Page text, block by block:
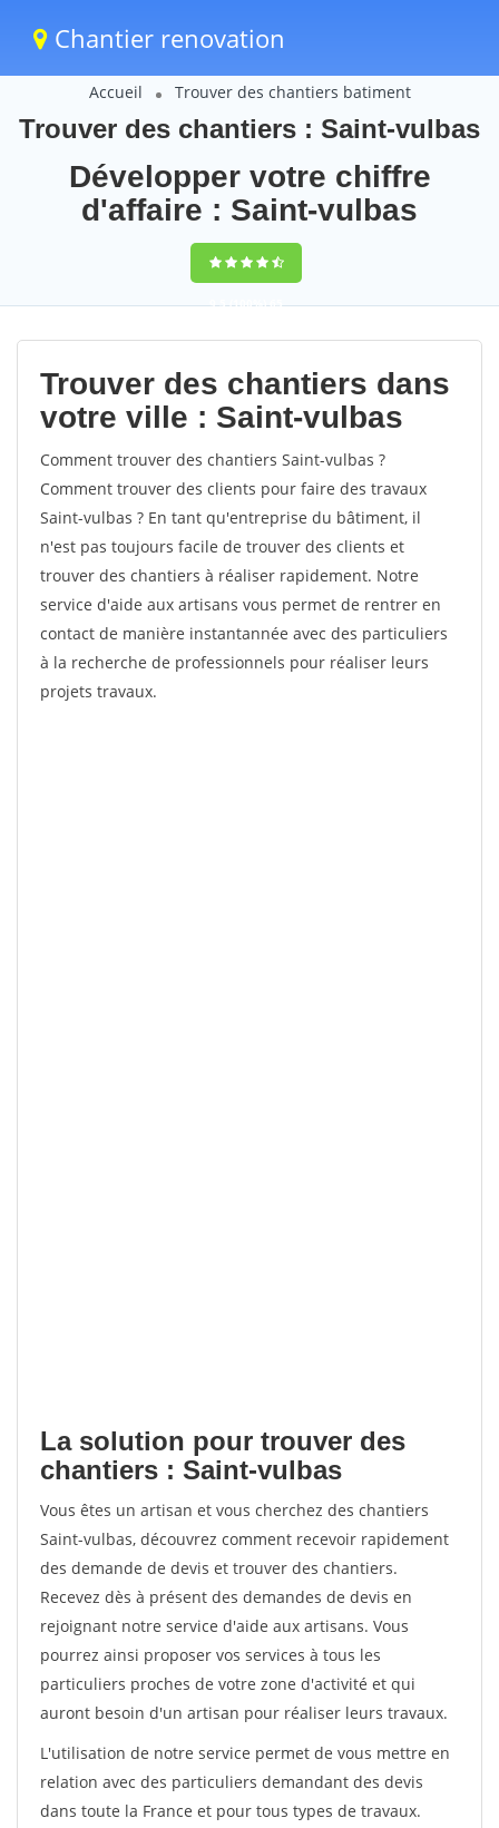
Chantier renovation
Accueil Trouver des chantiers batiment
Trouver des chantiers : Saint-vulbas
Développer votre chiffre
d'affaire : Saint-vulbas
9,5(100%)65
votes
Trouver des chantiers dans
votre ville : Saint-vulbas
Comment trouver des chantiers Saint-vulbas ?
Comment trouver des clients pour faire des travaux
Saint-vulbas ? En tant qu'entreprise du bâtiment, il
n'est pas toujours facile de trouver des clients et
trouver des chantiers à réaliser rapidement. Notre
service d'aide aux artisans vous permet de rentrer en
contact de manière instantannée avec des particuliers
à la recherche de professionnels pour réaliser leurs
projets travaux.
La solution pour trouver des
chantiers : Saint-vulbas
Vous êtes un artisan et vous cherchez des chantiers
Saint-vulbas, découvrez comment recevoir rapidement
des demande de devis et trouver des chantiers.
Recevez dès à présent des demandes de devis en
rejoignant notre service d'aide aux artisans. Vous
pourrez ainsi proposer vos services à tous les
particuliers proches de votre zone d'activité et qui
auront besoin d'un artisan pour réaliser leurs travaux.
L'utilisation de notre service permet de vous mettre en
relation avec des particuliers demandant des devis
dans toute la France et pour tous types de travaux.